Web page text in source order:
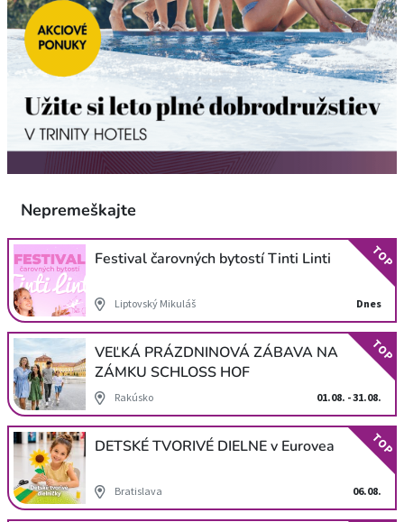
Nepremeškajte
Festival čarovných bytostí Tinti Linti
Liptovský Mikuláš Dnes
TOP
VEĽKÁ PRÁZDNINOVÁ ZÁBAVA NA
ZÁMKU SCHLOSS HOF
Rakúsko 01.08. - 31.08.
TOP
DETSKÉ TVORIVÉ DIELNE v Eurovea
Bratislava 06.08.
TOP